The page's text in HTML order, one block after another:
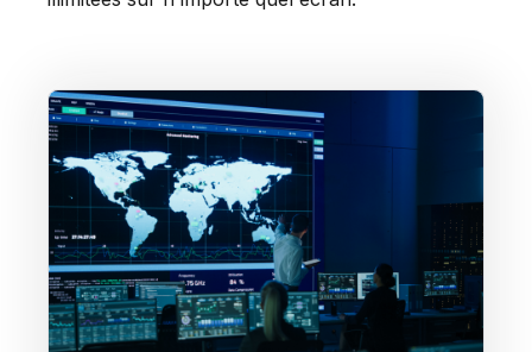
Centres d'opérations
Agréger les informations opérationnelles en
temps réel telles que les systèmes de
gestion vidéo (VMS), les systèmes de
gestion des bâtiments (BMS), le contrôle
d'accès et d'autres contenus opérationnels
essentiels sur un ou plusieurs murs